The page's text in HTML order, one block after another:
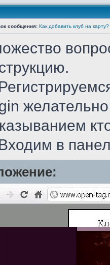
сообщения: Как добавить клуб на карту?
в